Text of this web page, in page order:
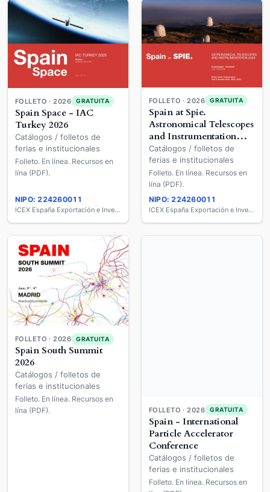
FOLLETO · 2026 GRATUITA
Spain Space - IAC
Turkey 2026
Catálogos / folletos de
ferias e institucionales
Folleto. En línea. Recursos en
lína (PDF).
NIPO: 224260011
ICEX España Exportación e Inversiones
FOLLETO · 2026 GRATUITA
Spain at Spie.
Astronomical Telescopes
and Instrumentation
2026
Catálogos / folletos de
ferias e institucionales
Folleto. En línea. Recursos en
lína (PDF).
NIPO: 224260011
ICEX España Exportación e Inversiones
FOLLETO · 2026 GRATUITA
Spain South Summit
2026
Catálogos / folletos de
ferias e institucionales
Folleto. En línea. Recursos en
lína (PDF).
Folleto. En línea. Recursos en
lína (PDF).
NIPO: 224260011